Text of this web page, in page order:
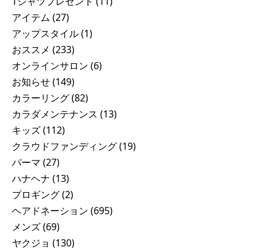
アイテム (27)
アップスタイル(1)
おススメ (233)
オンラインサロン (6)
お知らせ(149)
カラーリング(82)
カラダメンテナンス (13)
キッズ(112)
クラウドファンディング(19)
パーマ (27)
ハナヘナ (13)
プロギング(2)
ヘアドネーション (695)
メンズ(69)
ヤクジョ (130)